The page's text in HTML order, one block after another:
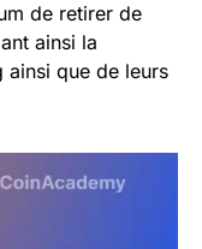
de retirer de
ainsi la
ainsi que de leurs